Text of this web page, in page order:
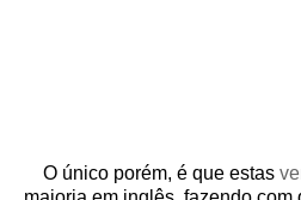
O único porém, é que estas